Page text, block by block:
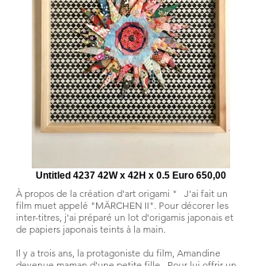
Untitled 4237 42W x 42H x 0.5 Euro 650,00
À propos de la création d'art origami "
J'ai fait un
film muet appelé "MÄRCHEN II". Pour décorer les
inter-titres, j'ai préparé un lot d'origamis japonais et
de papiers japonais teints à la main.
Il y a trois ans, la protagoniste du film, Amandine